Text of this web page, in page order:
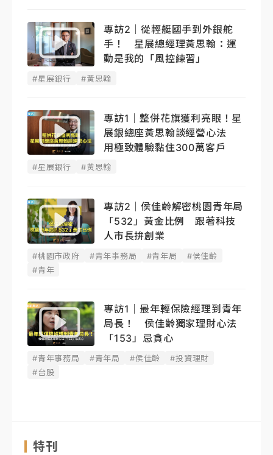
專訪2｜從輕艇國手到外銀舵
手！ 星展總經理黃思翰：運
動是我的「風控練習」
#星展銀行 #黃思翰
專訪1｜整併花旗獲利亮眼！星
展銀總座黃思翰談經營心法
用極致體驗黏住300萬客戶
#星展銀行 #黃思翰
專訪2｜侯佳齡解密桃園青年局
「532」黃金比例 跟著科技
人市長拚創業
#桃園市政府 #青年事務局 #青年局
#侯佳齡
#青年
專訪1｜最年輕保險經理到青年
局長！ 侯佳齡獨家理財心法
「153」忌貪心
#青年事務局 #青年局 #侯佳齡
#投資理財
#台股
特刊